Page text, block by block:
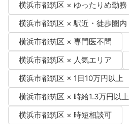
横浜市都筑区 × ゆったりめ勤務
横浜市都筑区 × 駅近・徒歩圏内
横浜市都筑区 × 専門医不問
横浜市都筑区 × 人気エリア
横浜市都筑区 × 1日10万円以上
横浜市都筑区 × 時給1.3万円以上
横浜市都筑区 × 時短相談可